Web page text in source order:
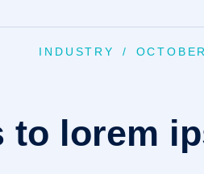
INDUSTRY /
to lorem